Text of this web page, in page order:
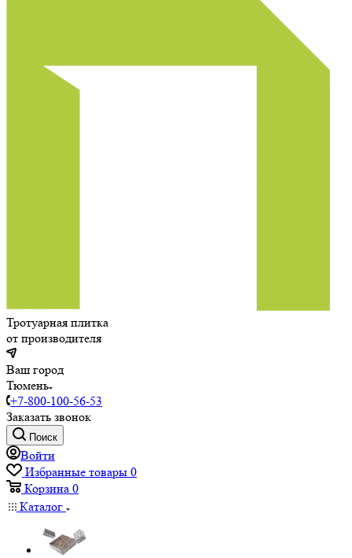
Тротуарная плитка
от производителя
Ваш город
Тюмень
+7-800-100-56-53
Заказать звонок
Поиск
Войти
Избранные товары 0
Корзина 0
Каталог